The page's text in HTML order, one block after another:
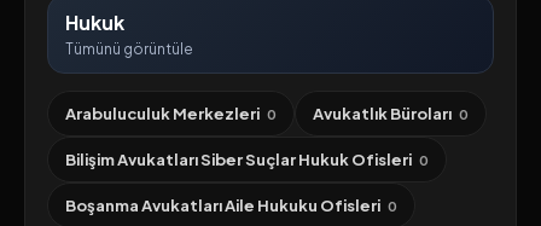
Hukuk
Tümünü görüntüle
Arabuluculuk Merkezleri 0 Avukatlık Büroları 0
Bilişim Avukatları Siber Suçlar Hukuk Ofisleri 0
Boşanma Avukatları Aile Hukuku Ofisleri 0